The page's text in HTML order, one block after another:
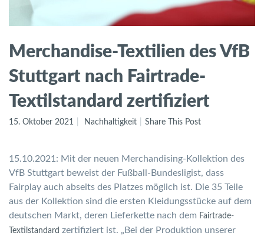
Merchandise-Textilien des VfB
Stuttgart nach Fairtrade-
Textilstandard zertifiziert
15. Oktober 2021 Nachhaltigkeit Share This Post
15.10.2021: Mit der neuen Merchandising-Kollektion des
VfB Stuttgart beweist der Fußball-Bundesligist, dass
Fairplay auch abseits des Platzes möglich ist. Die 35 Teile
aus der Kollektion sind die ersten Kleidungsstücke auf dem
deutschen Markt, deren Lieferkette nach dem Fairtrade-
Textilstandard zertifiziert ist. „Bei der Produktion unserer